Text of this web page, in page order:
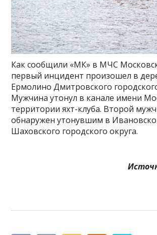
Как сообщили «МК» в МЧС
первый инцидент произошел в
Ермолино Дмитровского
Мужчина утонул в канале имени
территории яхт-клуба. Второй
обнаружен утонувшим в
Шаховского городского округа.